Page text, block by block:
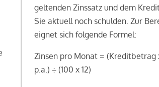
geltenden Zinssatz und dem
Sie aktuell noch schulden. Zur
eignet sich folgende Formel:
Zinsen pro Monat = (Kreditbetrag
p.a.) ÷ (100 x 12)